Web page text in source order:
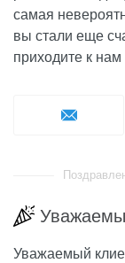
самая
вы стали еще
приходите к
Уважаемый